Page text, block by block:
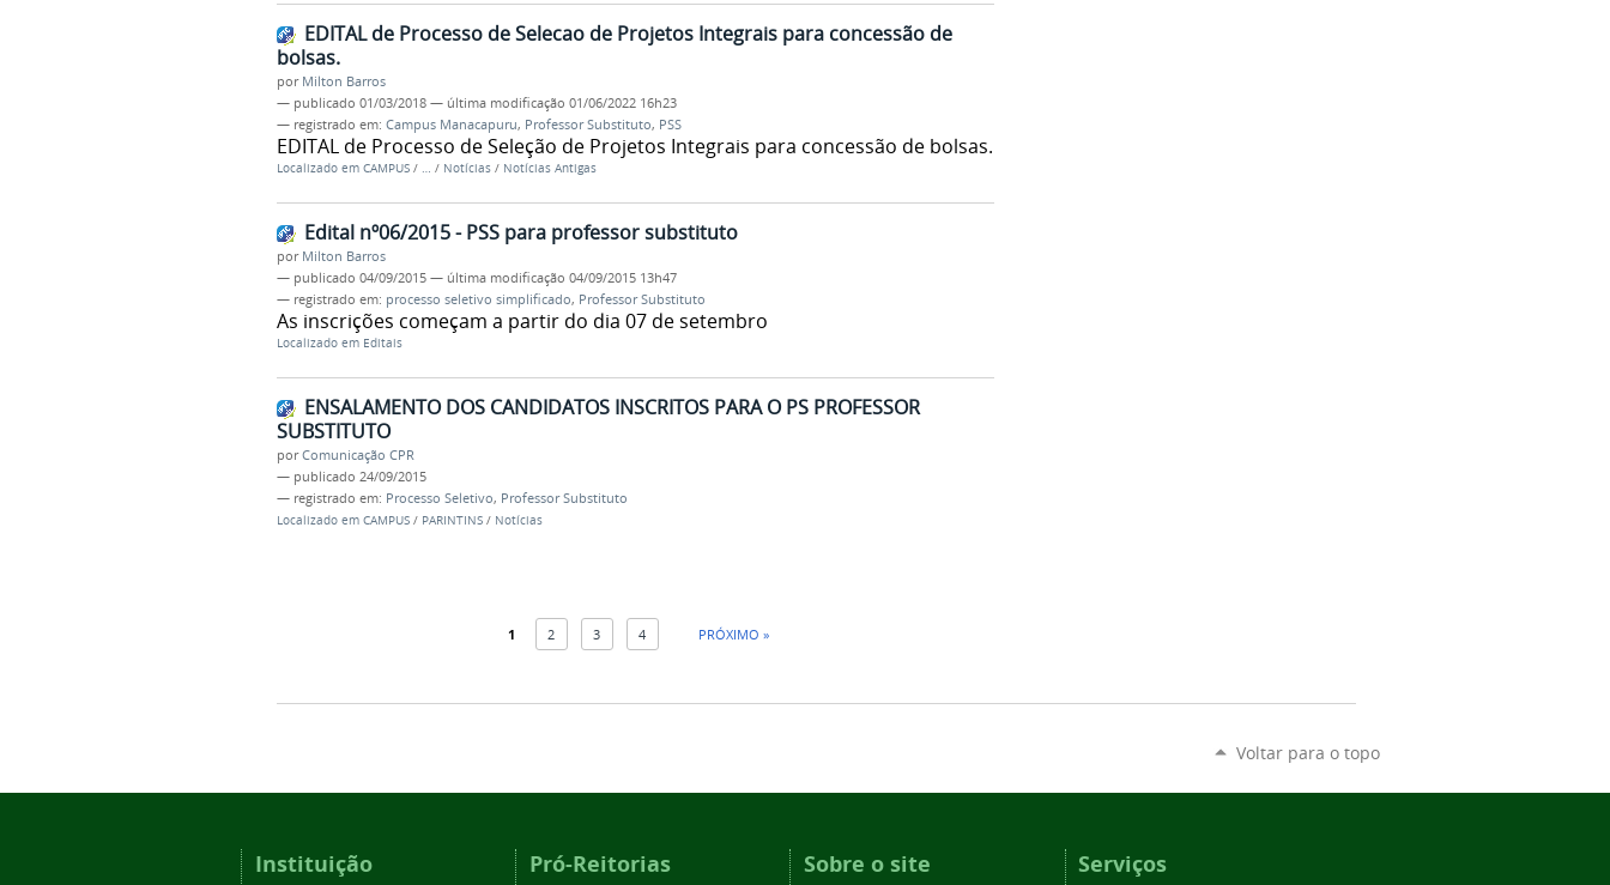
EDITAL de Processo de Selecao de Projetos Integrais para concessão de
bolsas.
por Milton Barros
— publicado 01/03/2018 — última modificação 01/06/2022 16h23
— registrado em: Campus Manacapuru, Professor Substituto, PSS
EDITAL de Processo de Seleção de Projetos Integrais para concessão de bolsas.
Localizado em CAMPUS / … / Notícias / Notícias Antigas
Edital nº06/2015 - PSS para professor substituto
por Milton Barros
— publicado 04/09/2015 — última modificação 04/09/2015 13h47
— registrado em: processo seletivo simplificado, Professor Substituto
As inscrições começam a partir do dia 07 de setembro
Localizado em Editais
ENSALAMENTO DOS CANDIDATOS INSCRITOS PARA O PS PROFESSOR
SUBSTITUTO
porComunicação CPR
— publicado 24/09/2015
— registrado em: Processo Seletivo, Professor Substituto
Localizado em CAMPUS / PARINTINS / Notícias
1 2 3 4 PRÓXIMO »
Voltar para o topo
Instituição Pró-Reitorias Sobre o site Serviços